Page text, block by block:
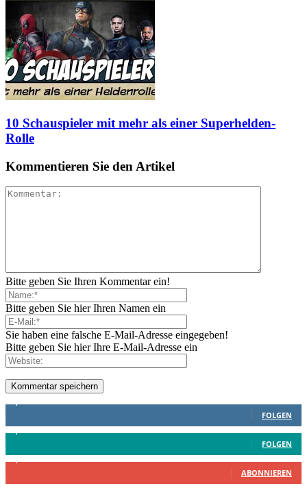
10 Schauspieler mit mehr als einer Superhelden-
Rolle
Kommentieren Sie den Artikel
Bitte geben Sie Ihren Kommentar ein!
Bitte geben Sie hier Ihren Namen ein
Sie haben eine falsche E-Mail-Adresse eingegeben!
Bitte geben Sie hier Ihre E-Mail-Adresse ein
FOLGEN
FOLGEN
ABONNIEREN